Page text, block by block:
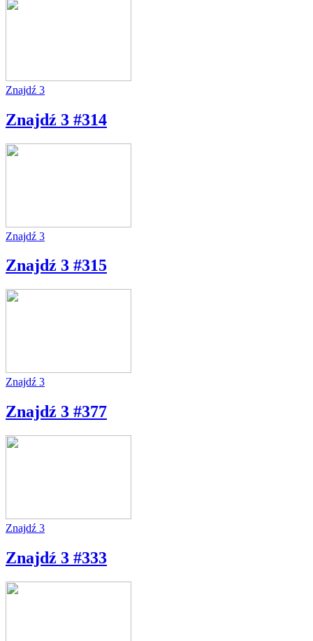
Znajdź 3
Znajdź 3 #314
Znajdź 3
Znajdź 3 #315
Znajdź 3
Znajdź 3 #377
Znajdź 3
Znajdź 3 #333